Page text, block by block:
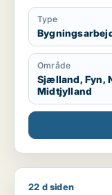
år som kranfører
Type
Område
Sjælland, Fyn,
Midtjylland
Sven søger job
22 d siden